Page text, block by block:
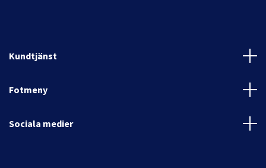
Kundtjänst
Fotmeny
Sociala medier